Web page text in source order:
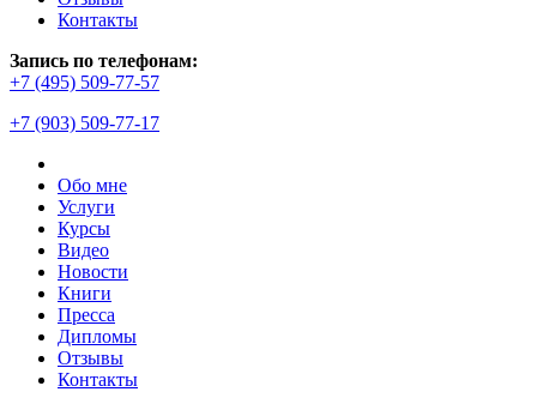
Контакты
Запись по телефонам:
+7 (495) 509-77-57
+7 (903) 509-77-17
Обо мне
Услуги
Курсы
Видео
Новости
Книги
Пресса
Дипломы
Отзывы
Контакты